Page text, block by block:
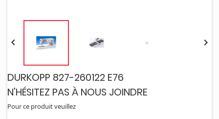
 
DURKOPP 827-260122 E76
N'HÉSITEZ PAS À NOUS JOINDRE
Pour ce produit veuillez